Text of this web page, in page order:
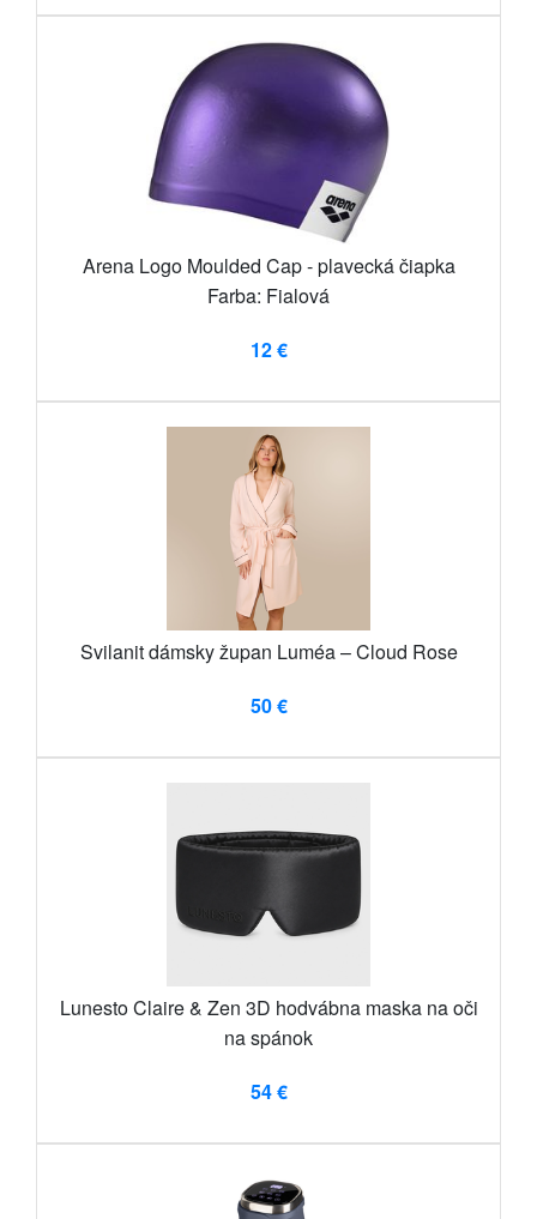
Arena Logo Moulded Cap - plavecká čiapka
Farba: Fialová
12 €
Svilanit dámsky župan Luméa – Cloud Rose
50 €
Lunesto Claire & Zen 3D hodvábna maska ​​na oči
na spánok
54 €